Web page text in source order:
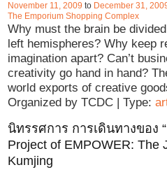
November 11, 2009 to December 31,
The Emporium Shopping Complex
Why must the brain be
left hemispheres? Why keep
imagination apart? Can’t
creativity go hand in hand?
world exports of creative
Organized by TCDC | Type:
นิทรรศการ การเดินทางของ
Project of EMPOWER: The
Kumjing